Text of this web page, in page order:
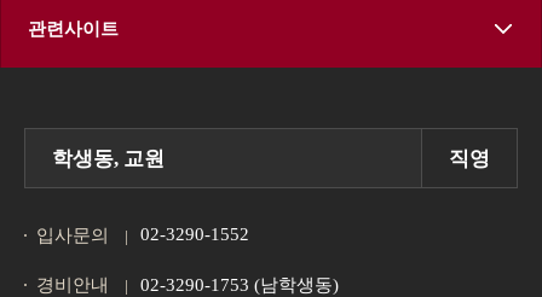
관련사이트
학생동, 교원 직영
입사문의 02-3290-1552
경비안내
02-3290-1753 (남학생동)